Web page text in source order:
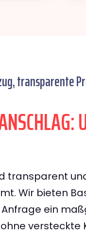
transparente
transparent
Wir bieten
ein
versteckte